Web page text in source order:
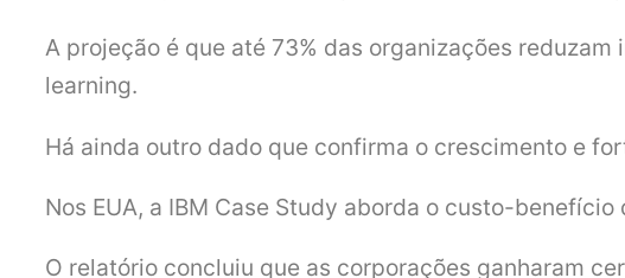
A projeção é que até 73% das organizações
learning.
Há ainda outro dado que confirma o crescimento e
Nos EUA, a IBM Case Study aborda o custo-
O relatório concluiu que as corporações ganharam